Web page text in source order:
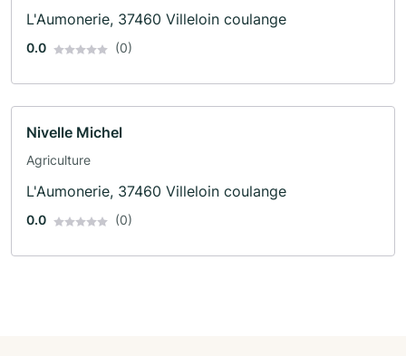
L'Aumonerie, 37460 Villeloin coulange
0.0 (0)
Nivelle Michel
Agriculture
L'Aumonerie, 37460 Villeloin coulange
0.0 (0)